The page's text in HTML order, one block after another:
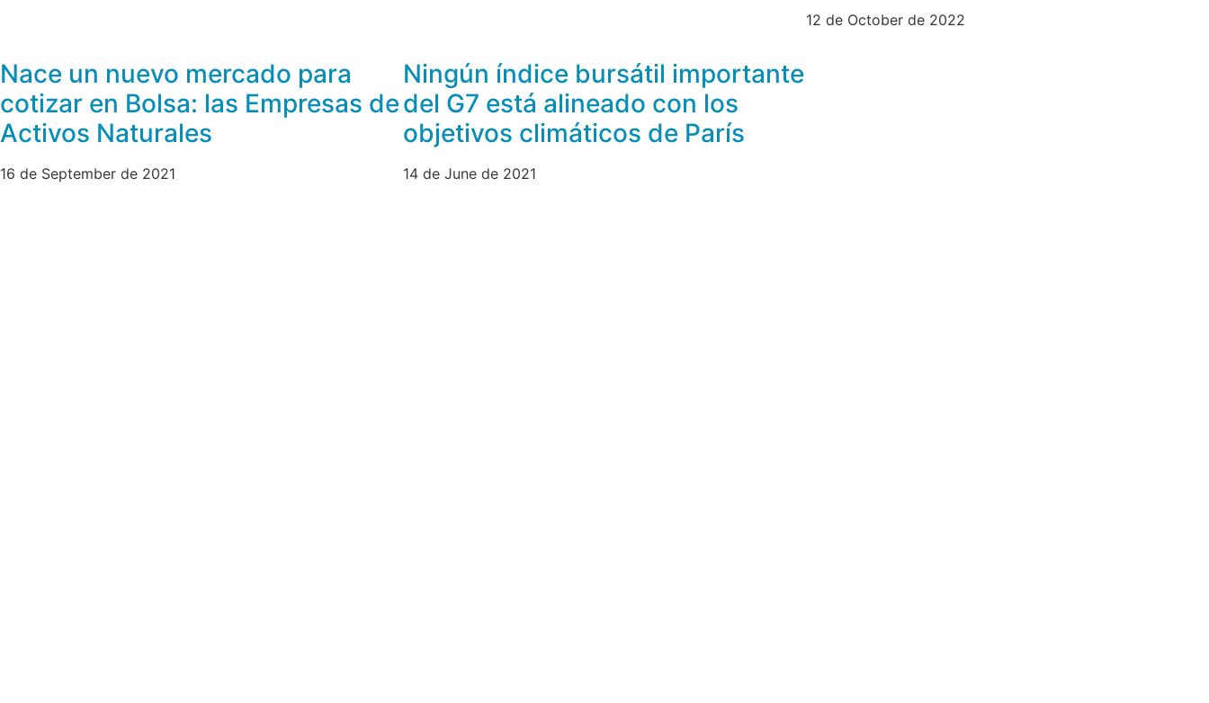
12 de October de 2022
Nace un nuevo mercado para
cotizar en Bolsa: las Empresas de
Activos Naturales
16 de September de 2021
Ningún índice bursátil importante
del G7 está alineado con los
objetivos climáticos de París
14 de June de 2021